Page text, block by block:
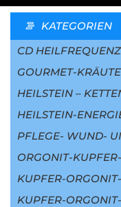
KATEGORIEN
CD
GOURMET-
HEILSTEIN –
HEILSTEIN-
PFLEGE- WUND-
ORGONIT-
KUPFER-
KUPFER-